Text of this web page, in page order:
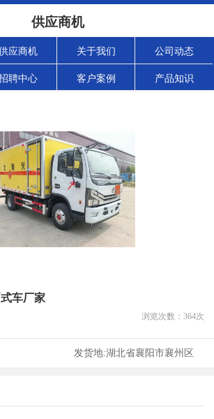
供应商机
应商机 关于我们 公司动态
聘中心 客户案例 产品知识
车厂家
浏览次数： 364次
发货地:湖北省襄阳市襄州区